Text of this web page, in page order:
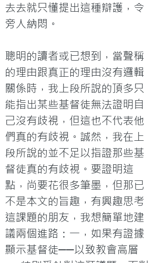
去去就只懂提出這種辯護，令
旁人納悶。
聰明的讀者或已想到，當聲稱
的理由跟真正的理由沒有邏輯
關係時，我上段所說的頂多只
能指出某些基督徒無法證明自
己沒有歧視，但這也不代表他
們真的有歧視。誠然，我在上
段所說的並不足以指證那些基
督徒真的有歧視。要證明這
點，尚要花很多筆墨，但那已
不是本文的旨趣，有興趣思考
這課題的朋友，我想簡單地建
議兩個進路：一，如果有證據
顯示基督徒──以致教會高層